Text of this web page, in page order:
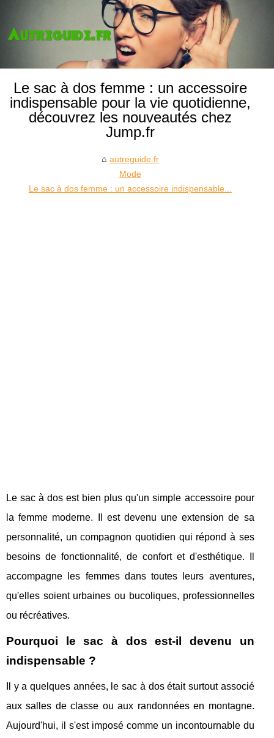
Le sac à dos femme : un accessoire
indispensable pour la vie quotidienne,
découvrez les nouveautés chez
Jump.fr
autreguide.fr
Mode
Le sac à dos femme : un accessoire indispensable...
Le sac à dos est bien plus qu'un simple accessoire pour
la femme moderne. Il est devenu une extension de sa
personnalité, un compagnon quotidien qui répond à ses
besoins de fonctionnalité, de confort et d'esthétique. Il
accompagne les femmes dans toutes leurs aventures,
qu'elles soient urbaines ou bucoliques, professionnelles
ou récréatives.
Pourquoi le sac à dos est-il devenu un
indispensable ?
Il y a quelques années, le sac à dos était surtout associé
aux salles de classe ou aux randonnées en montagne.
Aujourd'hui, il s'est imposé comme un incontournable du